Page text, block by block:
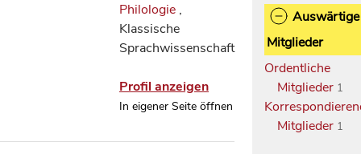
Philologie ,
Klassische
Sprachwissenschaft
Profil anzeigen
In eigener Seite öffnen
Auswärtige
Mitglieder
Ordentliche
Mitglieder 1
Mitglieder 1